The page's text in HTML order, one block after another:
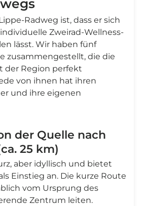
Radweg ist, dass er sich
Zweirad-Wellness-
lässt. Wir haben fünf
zusammengestellt, die die
der Region perfekt
von ihnen hat ihren
und ihre eigenen
der Quelle nach
25 km)
aber idyllisch und bietet
Einstieg an. Die kurze Route
vom Ursprung des
Zentrum leiten.